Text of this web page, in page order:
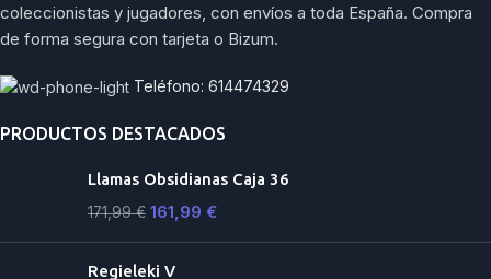
coleccionistas y jugadores, con envíos a toda España. Compra
de forma segura con tarjeta o Bizum.
Teléfono: 614474329
PRODUCTOS DESTACADOS
Llamas Obsidianas Caja 36
171,99€ 161,99 €
Regieleki V